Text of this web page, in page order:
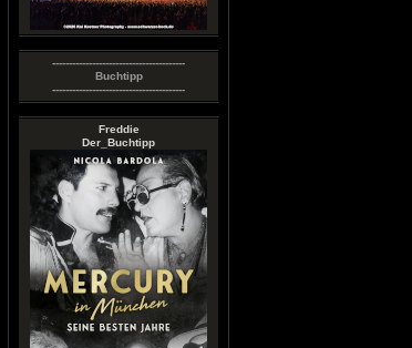
----------------------------------------
Buchtipp
----------------------------------------
Freddie
Der_Buchtipp